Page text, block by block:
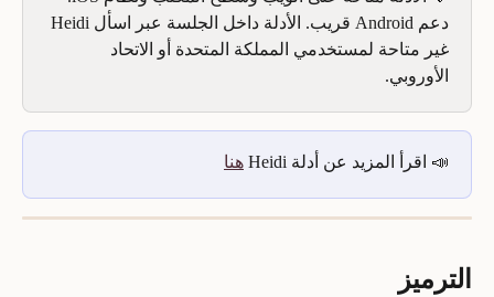
غير متاحة لمستخدمي المملكة المتحدة أو الاتحاد
الأوروبي.
📣 اقرأ المزيد عن أدلة Heidi هنا
الترميز